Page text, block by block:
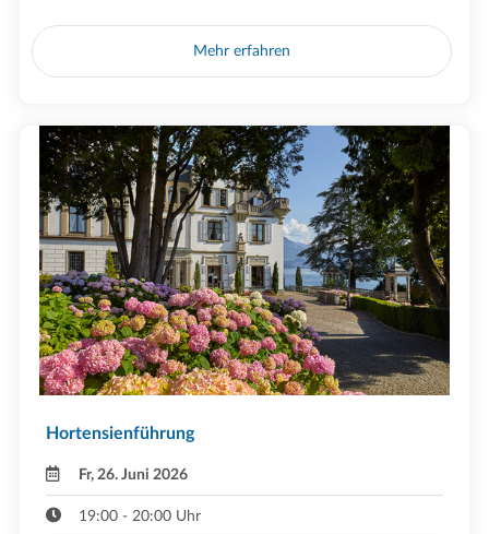
Mehr erfahren
Hortensienführung
Fr, 26. Juni 2026
19:00 - 20:00 Uhr